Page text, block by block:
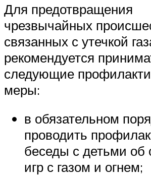
Для предотвращения
чрезвычайных
связанных с утечкой
рекомендуется
следующие
меры:
в обязательном
проводить
беседы с детьми об
игр с газом и огнем;